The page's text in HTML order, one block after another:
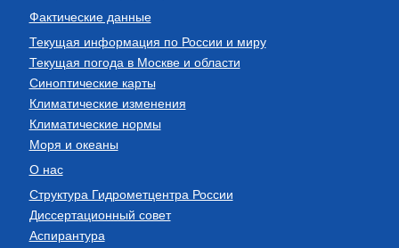
Фактические данные
Текущая информация по России и миру
Текущая погода в Москве и области
Синоптические карты
Климатические изменения
Климатические нормы
Моря и океаны
О нас
Структура Гидрометцентра России
Диссертационный совет
Аспирантура